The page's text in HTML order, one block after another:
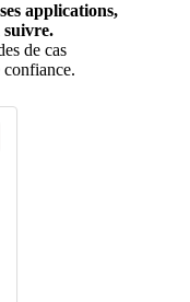
applications,
suivre.
de cas